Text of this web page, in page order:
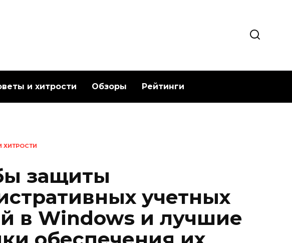
и хитрости Обзоры Рейтинги
ХИТРОСТИ
защиты
учетных
в Windows и лучшие